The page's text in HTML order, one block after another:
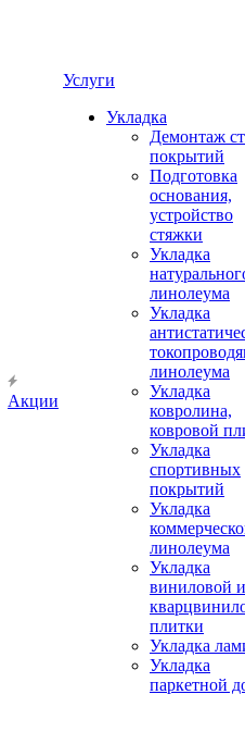
Акции
Услуги
Укладка
Демонтаж
покрытий
Подготовка
основания,
устройство
стяжки
Укладка
линолеума
Укладка
линолеума
Укладка
ковролина,
ковровой
Укладка
спортивных
покрытий
Укладка
линолеума
Укладка
виниловой и
плитки
Укладка
Укладка
паркетной